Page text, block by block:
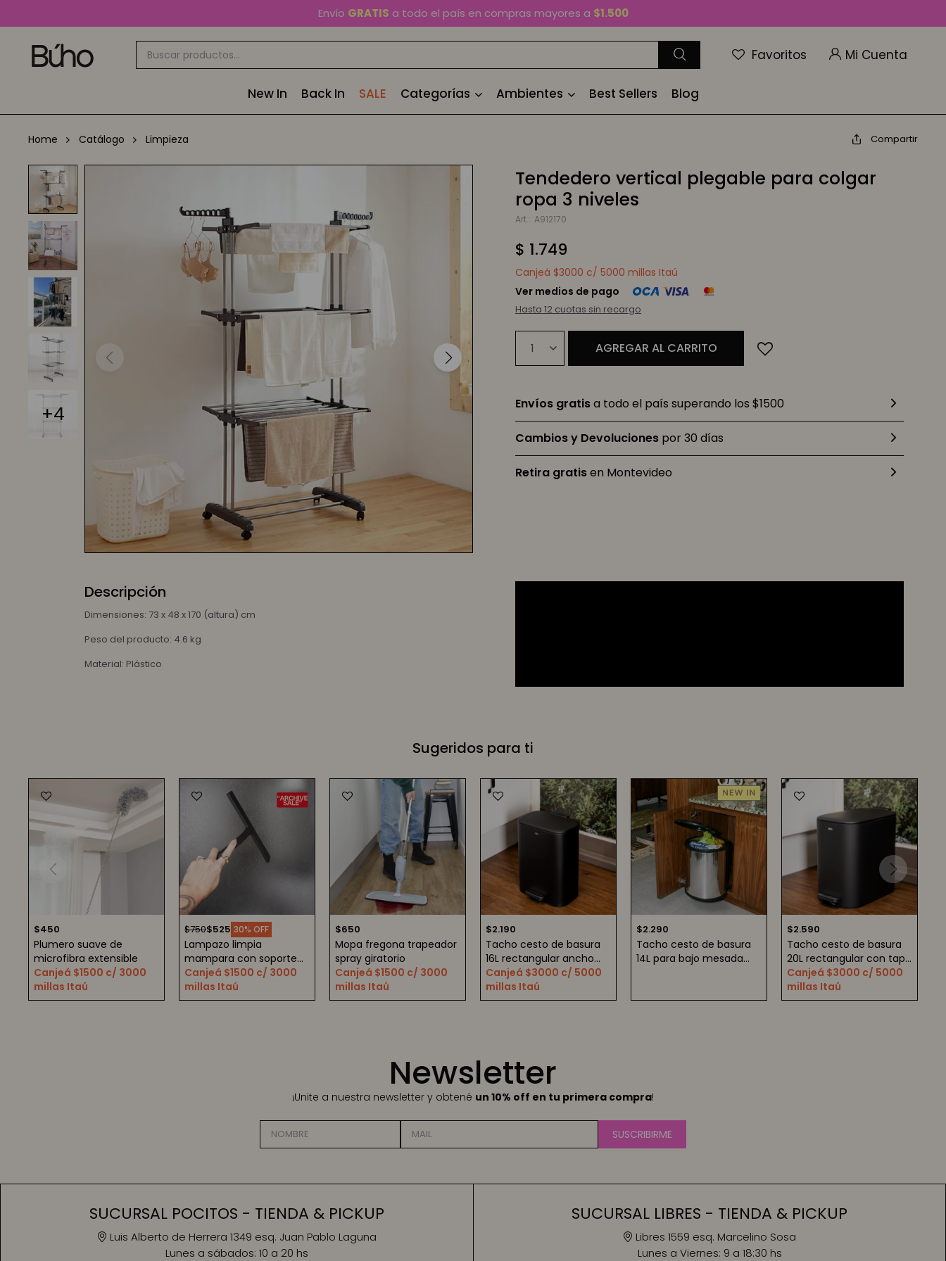
En Montevideo, envío en 2 horas disponible
New In Back In SALE Categorías Ambientes Best Sellers Blog
Favoritos
Home Catálogo Limpieza Compartir
+4
Tendedero vertical plegable para colgar
ropa 3 niveles
A912170
$ 1.749
Canjeá $3000 c/ 5000 millas Itaú
Ver medios de pago
Hasta 12 cuotas sin recargo
1 AGREGAR AL CARRITO
Envíos gratisa todo el país superando los $1500
Cambios y Devoluciones por 30 días
Retira gratisen Montevideo
Descripción
Dimensiones: 73 x 48 x 170 (altura) cm
Peso del producto: 4.6 kg
Material: Plástico
Sugeridos para ti
$450
Plumero suave de
microfibra extensible
Canjeá $1500 c/ 3000
millas Itaú
$525
$750 30
Lampazo limpia
mampara con soporte
para ducha
Canjeá $1500 c/ 3000
millas Itaú
$650
Mopa fregona trapeador
spray giratorio
Canjeá $1500 c/ 3000
millas Itaú
$2.190
Tacho cesto de basura
16L rectangular ancho
con tapa a pedal
Canjeá $3000 c/ 5000
millas Itaú
$2.290
Tacho cesto de basura
14L para bajo mesada
$2.590
Tacho cesto de basura
20L rectangular con tapa
a pedal
Canjeá $3000 c/ 5000
millas Itaú
Newsletter
¡Unite a nuestra newsletter y obtené un 10% off en tu primera compra!
SUSCRIBIRME
SUCURSAL POCITOS - TIENDA & PICKUP
Luis Alberto de Herrera 1349 esq. Juan Pablo Laguna
Lunes a sábados: 10 a 20 hs
SUCURSAL LIBRES - TIENDA & PICKUP
Libres 1559 esq. Marcelino Sosa
Lunes a Viernes: 9 a 18:30 hs